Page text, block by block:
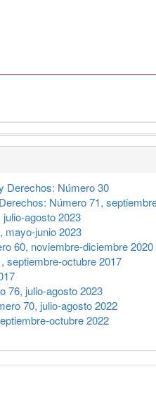
Derechos: Número 30
Número 71,
agosto 2023
mayo-junio 2023
60, noviembre-diciembre 2020
septiembre-octubre 2017
76, julio-agosto 2023
70, julio-agosto 2022
octubre 2022